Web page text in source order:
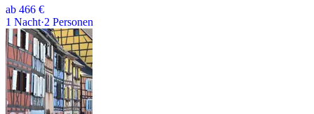
ab 466 €
1 Nacht·2 Personen